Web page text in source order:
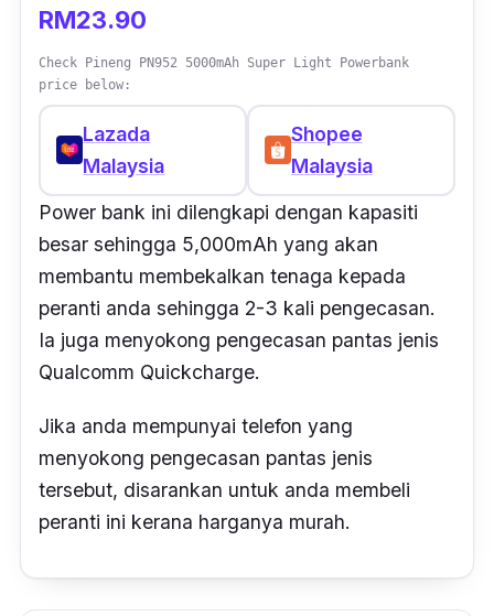
RM23.90
Check Pineng PN952 5000mAh Super Light Powerbank
price below:
Lazada
Malaysia
Shopee
Malaysia
Power bank ini dilengkapi dengan kapasiti
besar sehingga 5,000mAh yang akan
membantu membekalkan tenaga kepada
peranti anda sehingga 2-3 kali pengecasan.
Ia juga menyokong pengecasan pantas jenis
Qualcomm Quickcharge.
Jika anda mempunyai telefon yang
menyokong pengecasan pantas jenis
tersebut, disarankan untuk anda membeli
peranti ini kerana harganya murah.